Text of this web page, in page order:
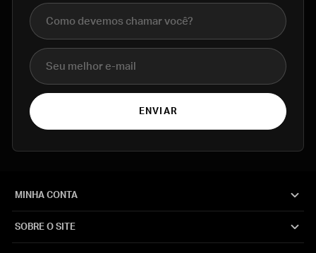
Nome completo
E-mail
ENVIAR
MINHA CONTA
SOBRE O SITE